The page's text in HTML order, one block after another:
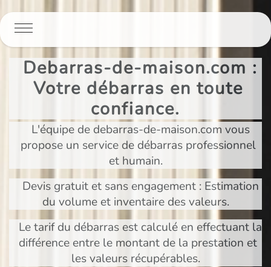
Debarras-de-maison.com :
Votre débarras en toute
confiance.
L'équipe de debarras-de-maison.com vous
propose un service de débarras professionnel
et humain.
Devis gratuit et sans engagement : Estimation
du volume et inventaire des valeurs.
Le tarif du débarras est calculé en effectuant la
différence entre le montant de la prestation et
les valeurs récupérables.